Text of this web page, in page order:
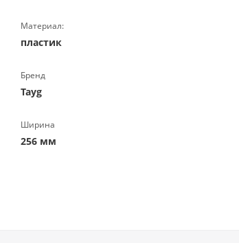
Материал:
пластик
Бренд
Tayg
Ширина
256 мм